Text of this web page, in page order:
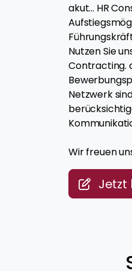
akut... HR
Nutzen Sie
Contracting.
Netzwerk
Wir freuen
Jetzt